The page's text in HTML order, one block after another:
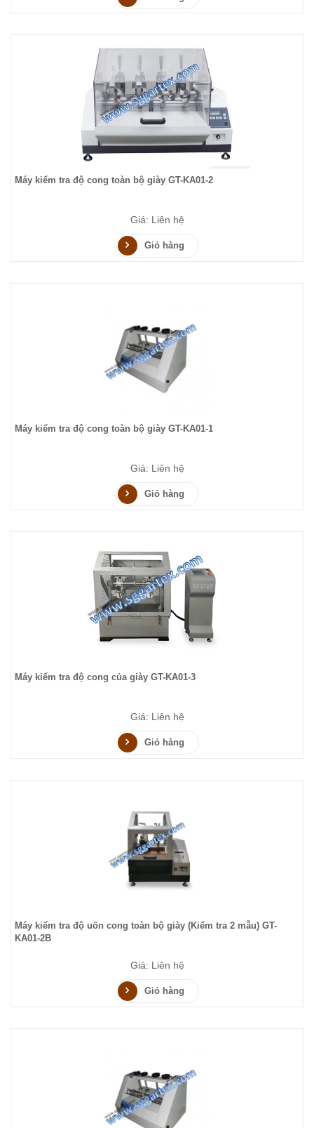
Máy kiểm tra độ cong toàn bộ giày GT-KA01-2
Giá: Liên hệ
Giỏ hàng
Máy kiểm tra độ cong toàn bộ giày GT-KA01-1
Giá: Liên hệ
Giỏ hàng
Máy kiểm tra độ cong của giày GT-KA01-3
Giá: Liên hệ
Giỏ hàng
Máy kiểm tra độ uốn cong toàn bộ giày (Kiểm tra 2 mẫu) GT-
KA01-2B
Giá: Liên hệ
Giỏ hàng